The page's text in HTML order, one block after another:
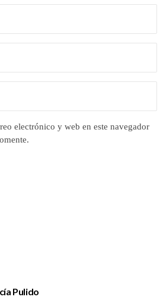
electrónico y web en este navegador
Pulido